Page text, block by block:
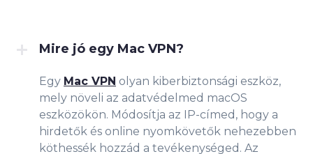
Mire jó egy Mac VPN?
Egy Mac VPN olyan kiberbiztonsági eszköz,
mely növeli az adatvédelmed macOS
eszközökön. Módosítja az IP-címed, hogy a
hirdetők és online nyomkövetők nehezebben
köthessék hozzád a tevékenységed. Az